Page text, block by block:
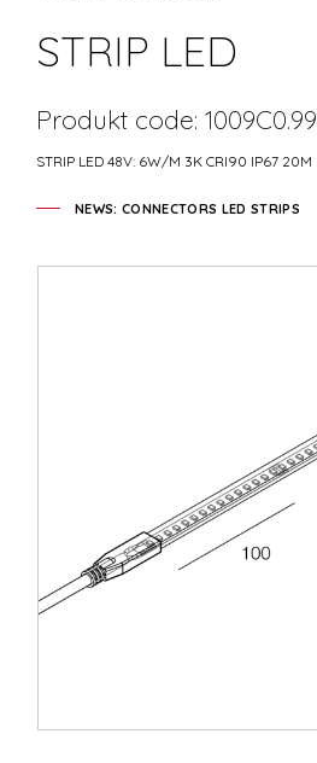
STRIP LED
Produkt code: 1009C0.99
STRIP LED 48V: 6W/M 3K CRI90 IP67 20M
NEWS: CONNECTORS LED STRIPS